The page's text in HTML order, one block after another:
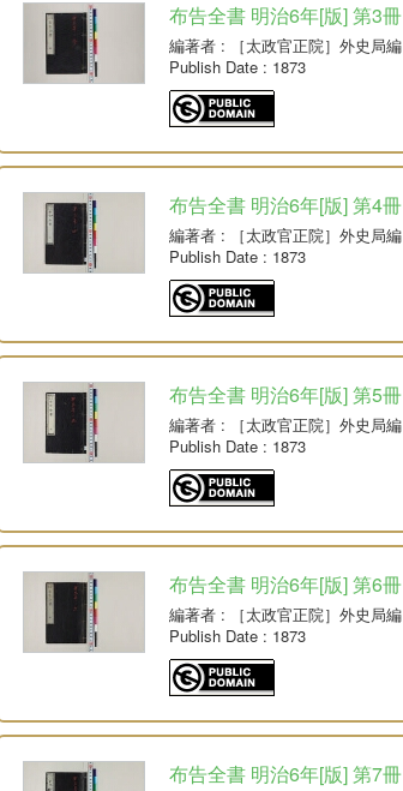
布告全書 明治6年[版] 第3冊
編著者: ［太政官正院］外史局編
Publish Date: 1873
布告全書 明治6年[版] 第4冊
編著者: ［太政官正院］外史局編
Publish Date: 1873
布告全書 明治6年[版] 第5冊
編著者: ［太政官正院］外史局編
Publish Date: 1873
布告全書 明治6年[版] 第6冊
編著者: ［太政官正院］外史局編
Publish Date: 1873
布告全書 明治6年[版] 第7冊